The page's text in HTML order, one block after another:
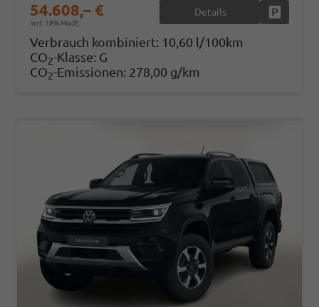
54.608,– €
incl. 19% MwSt.
Details
Verbrauch kombiniert: 10,60 l/100km
CO2-Klasse: G
CO2-Emissionen: 278,00 g/km